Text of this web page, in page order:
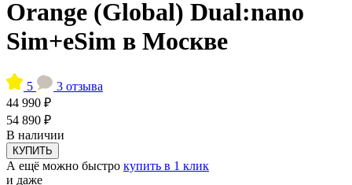
Orange (Global) Dual:nano
Sim+eSim в Москве
5
3 отзыва
44 990 ₽
54 890 ₽
В наличии
КУПИТЬ
А ещё можно быстро купить в 1 клик
и даже